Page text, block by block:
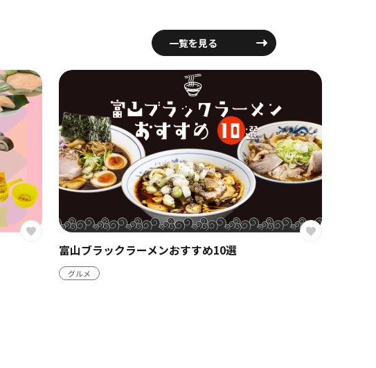
一覧を見る
越中八尾 おわら風の盆2026｜見どころ・日程・会場